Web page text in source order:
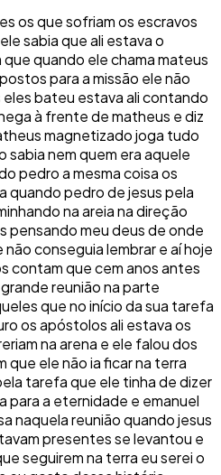
os que sofriam os escravos
sabia que ali estava o
quando ele chama mateus
para a missão ele não
bateu estava ali contando
à frente de matheus e diz
magnetizado joga tudo
sabia nem quem era aquele
pedro a mesma coisa os
quando pedro de jesus pela
na areia na direção
pensando meu deus de onde
conseguia lembrar e aí hoje
contam que cem anos antes
reunião na parte
que no início da sua tarefa
os apóstolos ali estava os
na arena e ele falou dos
ele não ia ficar na terra
tarefa que ele tinha de dizer
para a eternidade e emanuel
naquela reunião quando jesus
presentes se levantou e
seguirem na terra eu serei o